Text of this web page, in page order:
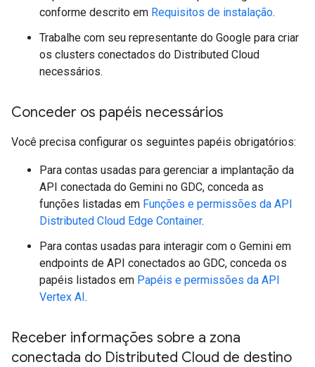
conforme descrito em Requisitos de instalação.
Trabalhe com seu representante do Google para criar
os clusters conectados do Distributed Cloud
necessários.
Conceder os papéis necessários
Você precisa configurar os seguintes papéis obrigatórios:
Para contas usadas para gerenciar a implantação da
API conectada do Gemini no GDC, conceda as
funções listadas em Funções e permissões da API
Distributed Cloud Edge Container.
Para contas usadas para interagir com o Gemini em
endpoints de API conectados ao GDC, conceda os
papéis listados em Papéis e permissões da API
Vertex AI.
Receber informações sobre a zona
conectada do Distributed Cloud de destino